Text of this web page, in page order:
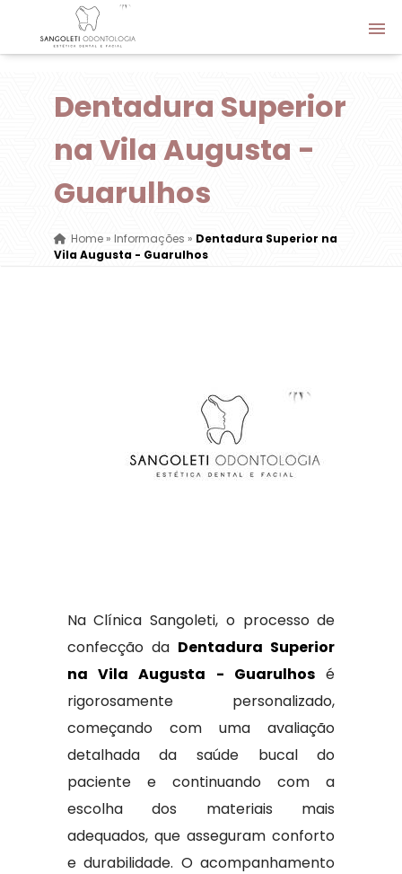
Dentadura Superior
na Vila Augusta -
Guarulhos
Home» Informações » Dentadura Superior na
Vila Augusta - Guarulhos
Na Clínica Sangoleti, o processo de
confecção da Dentadura Superior
na Vila Augusta - Guarulhosé
rigorosamente personalizado,
começando com uma avaliação
detalhada da saúde bucal do
paciente e continuando com a
escolha dos materiais mais
adequados, que asseguram conforto
e durabilidade. O acompanhamento